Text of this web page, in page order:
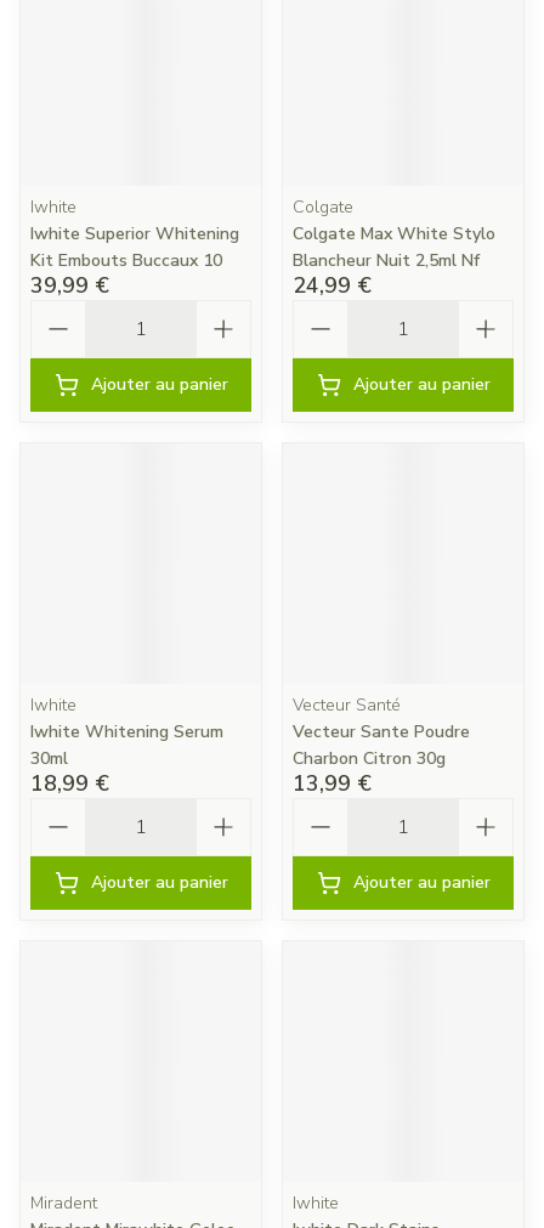
Iwhite
Iwhite Superior Whitening
Kit Embouts Buccaux 10
39,99 €
Ajouter au panier
Colgate
Colgate Max White Stylo
Blancheur Nuit 2,5ml Nf
24,99 €
Ajouter au panier
Iwhite
Iwhite Whitening Serum
30ml
18,99 €
Ajouter au panier
Vecteur Santé
Vecteur Sante Poudre
Charbon Citron 30g
13,99 €
Ajouter au panier
Miradent
Iwhite